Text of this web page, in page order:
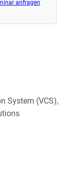
anfragen
System (VCS),